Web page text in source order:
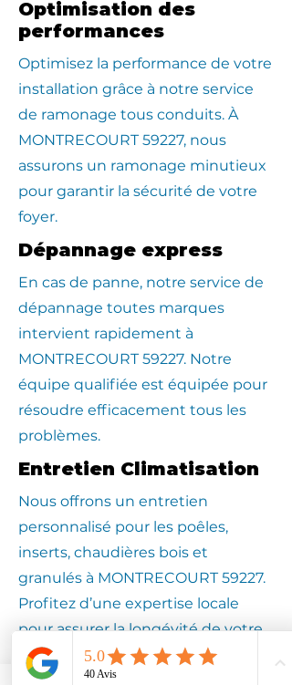
Optimisation des
performances
Optimisez la performance de votre
installation grâce à notre service
de ramonage tous conduits. À
MONTRECOURT 59227, nous
assurons un ramonage minutieux
pour garantir la sécurité de votre
foyer.
Dépannage express
En cas de panne, notre service de
dépannage toutes marques
intervient rapidement à
MONTRECOURT 59227. Notre
équipe qualifiée est équipée pour
résoudre efficacement tous les
problèmes.
Entretien Climatisation
Nous offrons un entretien
personnalisé pour les poêles,
inserts, chaudières bois et
granulés à MONTRECOURT 59227.
Profitez d’une expertise locale
pour assurer la longévité de votre
équipement.